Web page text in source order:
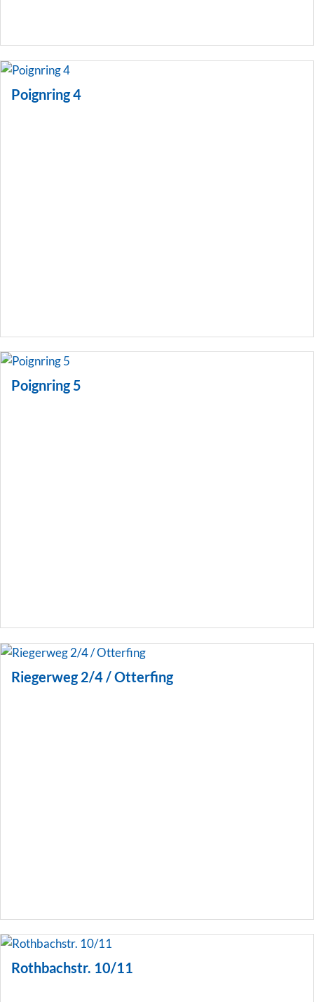
Poignring 4
Poignring 5
Riegerweg 2/4 / Otterfing
Rothbachstr. 10/11